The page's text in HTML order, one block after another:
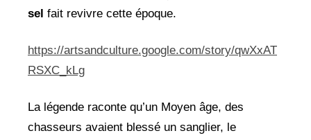
sel fait revivre cette époque.
https://artsandculture.google.com/story/qwXxAT
RSXC_kLg
La légende raconte qu’un Moyen âge, des
chasseurs avaient blessé un sanglier, le